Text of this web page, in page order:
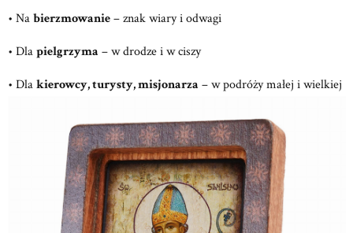
• Na bierzmowanie – znak wiary i odwagi
• Dla pielgrzyma – w drodze i w ciszy
• Dla kierowcy, turysty, misjonarza – w podróży małej i wielkiej